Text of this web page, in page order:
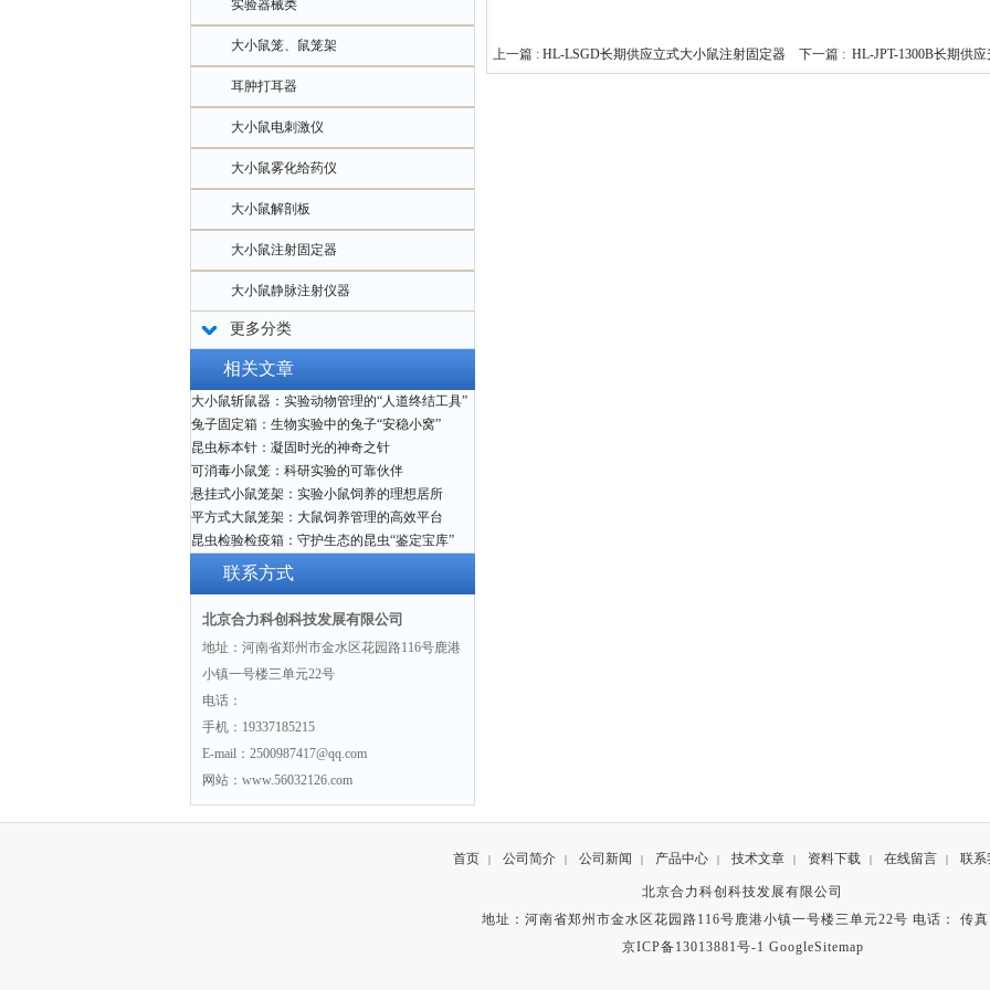
实验器械类
大小鼠笼、鼠笼架
耳肿打耳器
大小鼠电刺激仪
大小鼠雾化给药仪
大小鼠解剖板
大小鼠注射固定器
大小鼠静脉注射仪器
更多分类
相关文章
大小鼠斩鼠器：实验动物管理的“人道终结工具”
兔子固定箱：生物实验中的兔子“安稳小窝”
昆虫标本针：凝固时光的神奇之针
可消毒小鼠笼：科研实验的可靠伙伴
悬挂式小鼠笼架：实验小鼠饲养的理想居所
平方式大鼠笼架：大鼠饲养管理的高效平台
昆虫检验检疫箱：守护生态的昆虫“鉴定宝库”
联系方式
北京合力科创科技发展有限公司
地址：河南省郑州市金水区花园路116号鹿港
小镇一号楼三单元22号
电话：
手机：19337185215
E-mail：2500987417@qq.com
网站：www.56032126.com
上一篇 : HL-LSGD长期供应立式大小鼠注射固定器 下一篇 : HL-JPT-1300B长期供
首页 | 公司简介 | 公司新闻 | 产品中心 | 技术文章 | 资料下载 | 在线留言 | 联系
北京合力科创科技发展有限公司
地址：河南省郑州市金水区花园路116号鹿港小镇一号楼三单元22号 电话： 传真
京ICP备13013881号-1 GoogleSitemap